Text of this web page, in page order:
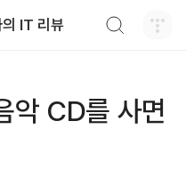
의 IT 리뷰
악 CD를 사면